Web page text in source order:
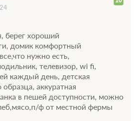
берег хороший
домик комфортный
нужно есть,
телевизор, wi fi,
каждый день, детская
аккуратная
в пешей доступности, можно
ф от местной фермы